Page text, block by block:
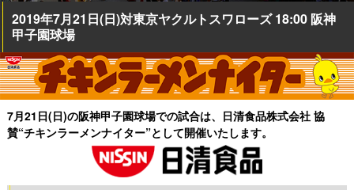
2019年7月21日(日)対東京ヤクルトスワローズ 18:00 阪神
甲子園球場
7月21日(日)の阪神甲子園球場での試合は、日清食品株式会社 協
賛“チキンラーメンナイター”として開催いたします。